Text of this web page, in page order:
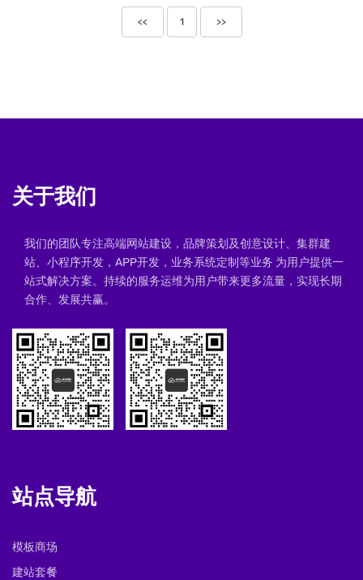
<< 1 >>
关于我们
我们的团队专注高端网站建设，品牌策划及创意设计、集群建
站、小程序开发，APP开发，业务系统定制等业务 为用户提供一
站式解决方案。持续的服务运维为用户带来更多流量，实现长期
合作、发展共赢。
站点导航
模板商场
建站套餐